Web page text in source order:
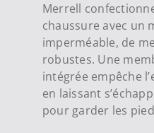
Merrell
chaussure avec un
imperméable, de
robustes. Une
intégrée empêche
en laissant
pour garder les